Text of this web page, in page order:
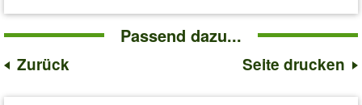
Passend dazu...
Zurück Seite drucken